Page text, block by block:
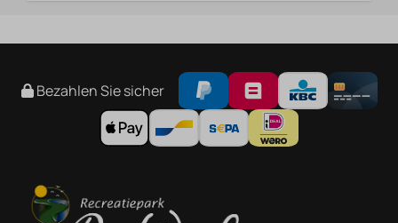
Bezahlen Sie sicher